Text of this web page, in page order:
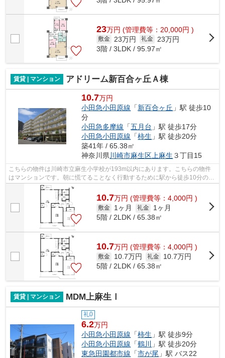
23万円 (管理費等：20,000円 )
敷金 23万円 礼金
23万円
3階 / 3LDK / 95.97㎡
賃貸 | マンション アドリーム新百合ヶ丘Ａ棟
10.7万円
小田急小田原線 「新百合ヶ丘 」駅 徒歩10
分
小田急多摩線 「五月台 」駅 徒歩17分
小田急小田原線 「柿生 」駅 徒歩20分
築41年 / 65.38㎡
神奈川県 川崎市麻生区 上麻生 ３丁目15
こちらの物件は川崎市立麻生小学校が193m以内にあります。こちらの物件
はマンションです。朝に慌てることなく行動するために駅から徒歩10分の駅
近物件はいかがでしょうか。周辺に駅が...
10.7万円 (管理費等：4,000円 )
敷金 1ヶ月 礼金
1ヶ月
5階 / 2LDK / 65.38㎡
10.7万円 (管理費等：4,000円 )
敷金 10.7万円 礼金
10.7万円
5階 / 2LDK / 65.38㎡
賃貸 | マンション MDM上麻生Ⅰ
礼0
6.2万円
小田急小田原線 「柿生 」駅 徒歩9分
小田急小田原線 「鶴川 」駅 徒歩20分
東急田園都市線 「市が尾 」駅 バス22